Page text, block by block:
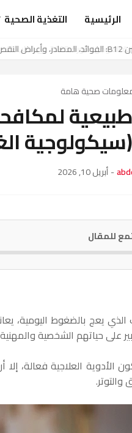
الرئيسية التغذية الصحية
ثورة 2025 في الطب الغذائي الحديث
صحية هامة
الغذاء
- أبريل 10, 2026
للمقال
الذي يعج بالضغوط اليومية،
على حياتهم الشخصية
الأدوية العلاجية فعالة،